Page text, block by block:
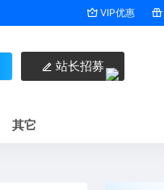
VIP优惠
站长招募
其它